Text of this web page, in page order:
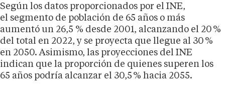
Según los datos proporcionados por el INE,
el segmento de población de 65 años o más
aumentó un 26,5 % desde 2001, alcanzando el 20 %
del total en 2022, y se proyecta que llegue al 30 %
en 2050. Asimismo, las proyecciones del INE
indican que la proporción de quienes superen los
65 años podría alcanzar el 30,5 % hacia 2055.